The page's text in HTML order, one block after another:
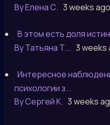
By Елена С. 3 weeks ago
В этом есть доля
By Татьяна Т... 3 weeks
Интересное
психологии з...
By Сергей К. 3 weeks